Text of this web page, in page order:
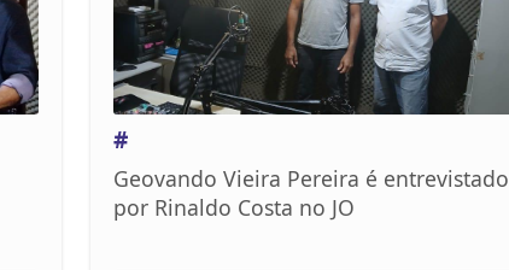
#
Geovando Vieira Pereira é entrevistado
por Rinaldo Costa no JO